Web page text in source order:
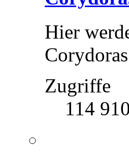
Hier
Zugriffe
114 910